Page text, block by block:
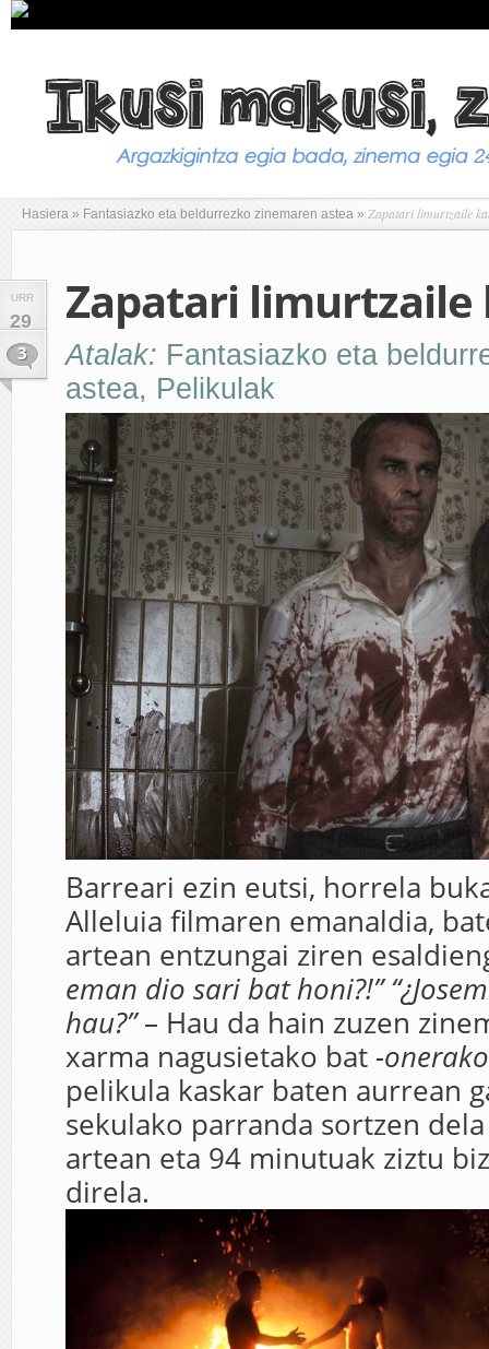
Hasiera » Fantasiazko eta beldurrezko zinemaren astea » Zapatari limurtzaile
URR
29
3
Zapatari limurtzaile
Atalak: Fantasiazko eta
astea, Pelikulak
Barreari ezin eutsi, horrela
Alleluia filmaren emanaldia,
artean entzungai ziren
eman dio sari bat honi?!”
hau?”– Hau da hain zuzen
xarma nagusietako bat -
pelikula kaskar baten aurrean
sekulako parranda sortzen
artean eta 94 minutuak ziztu
direla.